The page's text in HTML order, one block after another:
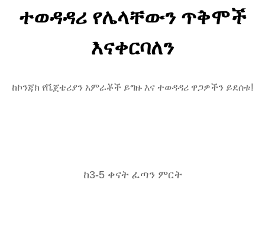
ተወዳዳሪ የሌላቸውን ጥቅሞች
እናቀርባለን
ከኮንጃክ የቬጀቴሪያን አምራቾች ይግዙ እና ተወዳዳሪ ዋጋዎችን ይደሰቱ!
ከ3-5 ቀናት ፈጣን ምርት